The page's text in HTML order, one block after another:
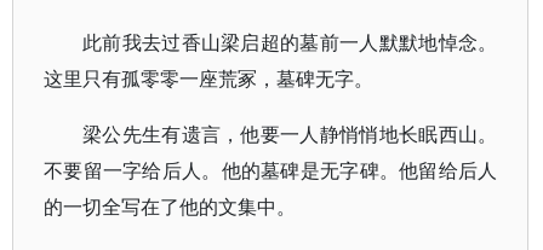
此前我去过香山梁启超的墓前一人默默地悼念。
这里只有孤零零一座荒冢，墓碑无字。
梁公先生有遗言，他要一人静悄悄地长眠西山。
不要留一字给后人。他的墓碑是无字碑。他留给后人
的一切全写在了他的文集中。